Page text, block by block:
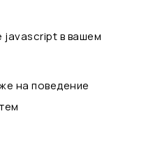
javascript в вашем
на поведение